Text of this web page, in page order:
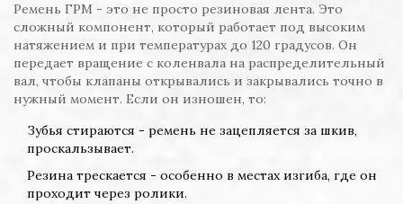
Ремень ГРМ - это не просто резиновая лента. Это
сложный компонент, который работает под высоким
натяжением и при температурах до 120 градусов. Он
передает вращение с коленвала на распределительный
вал, чтобы клапаны открывались и закрывались точно в
нужный момент. Если он изношен, то:
Зубья стираются - ремень не зацепляется за шкив,
проскальзывает.
Резина трескается - особенно в местах изгиба, где он
проходит через ролики.